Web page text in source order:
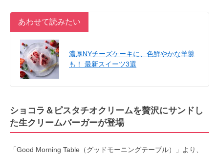
あわせて読みたい
濃厚NYチーズケーキに、色鮮やかな羊羹
も！ 最新スイーツ3選
ショコラ＆ピスタチオクリームを贅沢にサンドし
た生クリームバーガーが登場
「Good Morning Table（グッドモーニングテーブル）」より、